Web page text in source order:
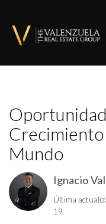
Mundo
Ignacio
Última
19